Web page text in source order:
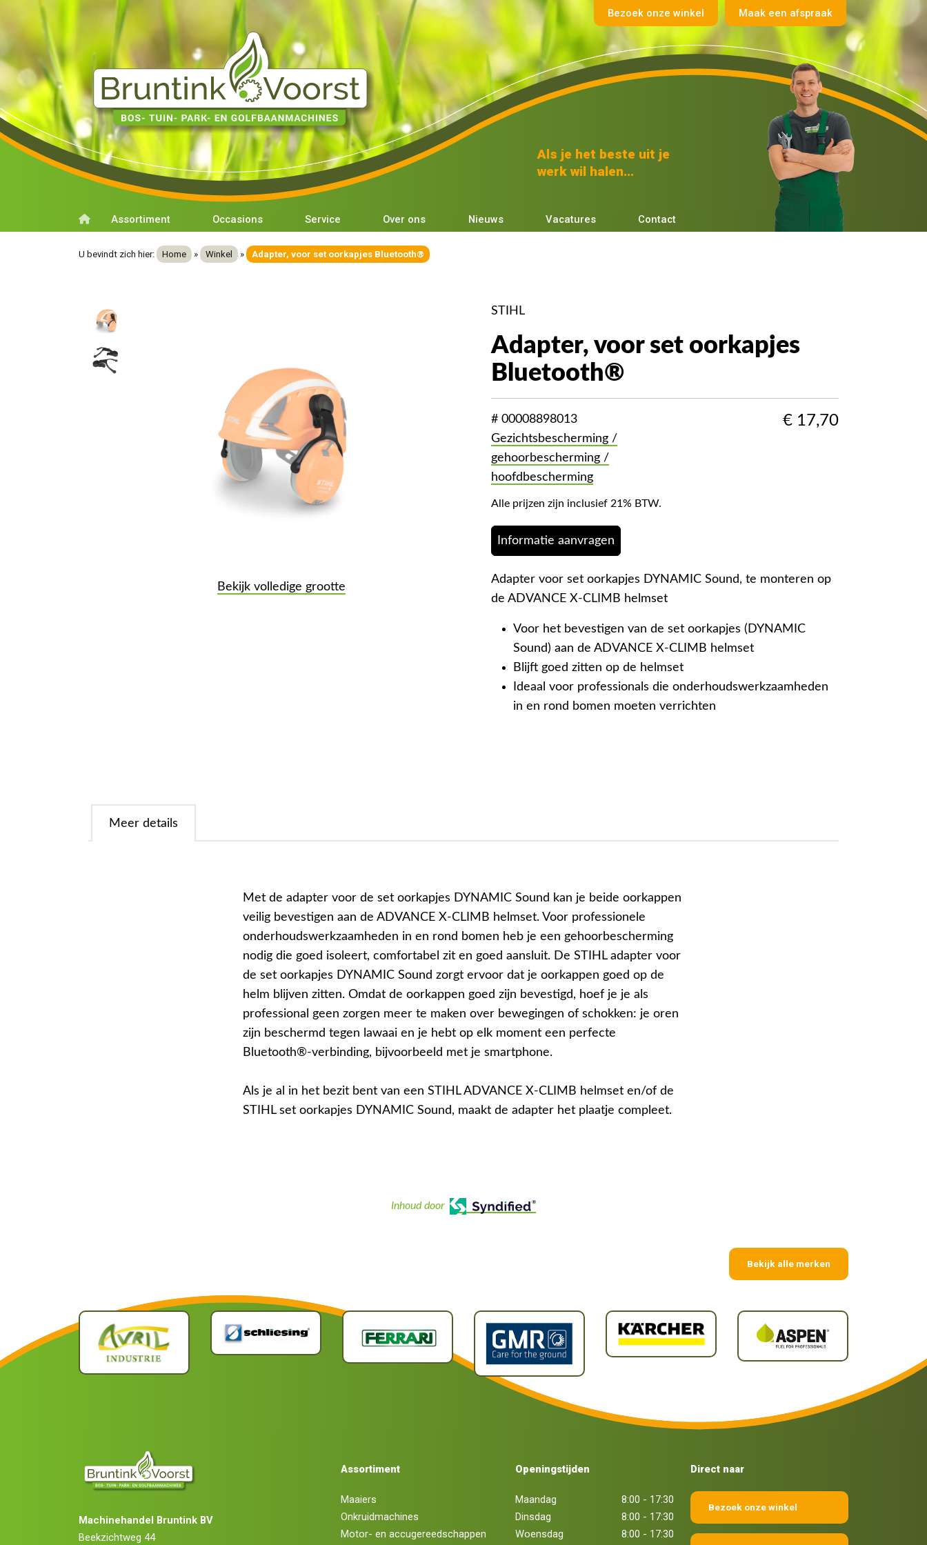
Bezoek onze winkel Maak een afspraak
Als je het beste uit je
werk wil halen...
Assortiment Occasions Service Over ons Nieuws Vacatures Contact
U bevindt zich hier: Home » Winkel » Adapter, voor set oorkapjes Bluetooth®
Bekijk volledige grootte
STIHL
Adapter, voor set oorkapjes
Bluetooth®
# 00008898013
Gezichtsbescherming /
gehoorbescherming /
hoofdbescherming
€ 17,70
Alle prijzen zijn inclusief 21% BTW.
Informatie aanvragen
Adapter voor set oorkapjes DYNAMIC Sound, te monteren op
de ADVANCE X-CLIMB helmset
Voor het bevestigen van de set oorkapjes (DYNAMIC
Sound) aan de ADVANCE X-CLIMB helmset
Blijft goed zitten op de helmset
Ideaal voor professionals die onderhoudswerkzaamheden
in en rond bomen moeten verrichten
Meer details
Met de adapter voor de set oorkapjes DYNAMIC Sound kan je beide oorkappen
veilig bevestigen aan de ADVANCE X-CLIMB helmset. Voor professionele
onderhoudswerkzaamheden in en rond bomen heb je een gehoorbescherming
nodig die goed isoleert, comfortabel zit en goed aansluit. De STIHL adapter voor
de set oorkapjes DYNAMIC Sound zorgt ervoor dat je oorkappen goed op de
helm blijven zitten. Omdat de oorkappen goed zijn bevestigd, hoef je je als
professional geen zorgen meer te maken over bewegingen of schokken: je oren
zijn beschermd tegen lawaai en je hebt op elk moment een perfecte
Bluetooth®-verbinding, bijvoorbeeld met je smartphone.
Als je al in het bezit bent van een STIHL ADVANCE X-CLIMB helmset en/of de
STIHL set oorkapjes DYNAMIC Sound, maakt de adapter het plaatje compleet.
Inhoud door
Bekijk alle merken
Machinehandel Bruntink BV
Beekzichtweg 44
Assortiment
Maaiers
Onkruidmachines
Motor- en accugereedschappen
Openingstijden
Maandag
8:00 - 17:30
Dinsdag
8:00 - 17:30
Woensdag
8:00 - 17:30
Direct naar
Bezoek onze winkel